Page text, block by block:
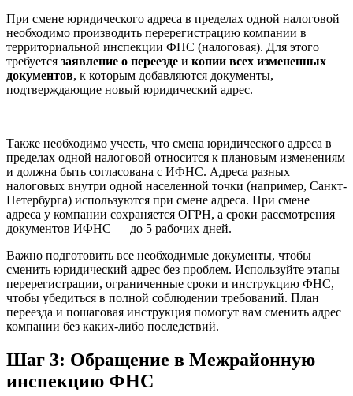
При смене юридического адреса в пределах одной налоговой
необходимо производить перерегистрацию компании в
территориальной инспекции ФНС (налоговая). Для этого
требуется заявление о переезде и копии всех измененных
документов, к которым добавляются документы,
подтверждающие новый юридический адрес.
Также необходимо учесть, что смена юридического адреса в
пределах одной налоговой относится к плановым изменениям
и должна быть согласована с ИФНС. Адреса разных
налоговых внутри одной населенной точки (например, Санкт-
Петербурга) используются при смене адреса. При смене
адреса у компании сохраняется ОГРН, а сроки рассмотрения
документов ИФНС — до 5 рабочих дней.
Важно подготовить все необходимые документы, чтобы
сменить юридический адрес без проблем. Используйте этапы
перерегистрации, ограниченные сроки и инструкцию ФНС,
чтобы убедиться в полной соблюдении требований. План
переезда и пошаговая инструкция помогут вам сменить адрес
компании без каких-либо последствий.
Шаг 3: Обращение в Межрайонную
инспекцию ФНС